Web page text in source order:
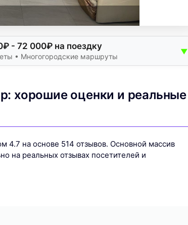
- 72 000₽ на поездку
• Многогородские маршруты
▼
хорошие оценки и реальные
на основе 514 отзывов. Основной массив
на реальных отзывах посетителей и